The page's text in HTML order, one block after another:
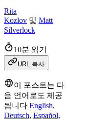
Rita
Kozlov 및 Matt
Silverlock
10분 읽기
URL 복사
이 포스트는 다
음 언어로도 제공
됩니다 English,
Deutsch, Español,